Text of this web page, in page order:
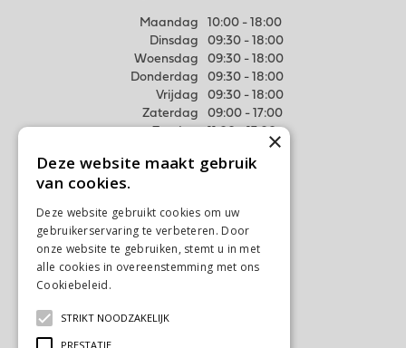
Maandag
10:00 - 18:00
Dinsdag
09:30 - 18:00
Woensdag
09:30 - 18:00
Donderdag
09:30 - 18:00
Vrijdag
09:30 - 18:00
Zaterdag
09:00 - 17:00
Meer weten
Algemene voorwaarden
Privacy Statement
Disclaimer
×
Deze website maakt gebruik
van cookies.
Deze website gebruikt cookies om uw
gebruikerservaring te verbeteren. Door
onze website te gebruiken, stemt u in met
alle cookies in overeenstemming met ons
Cookiebeleid.
STRIKT NOODZAKELIJK
PRESTATIE